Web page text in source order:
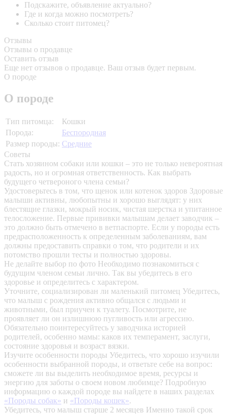
Подскажите, объявление актуально?
Где и когда можно посмотреть?
Сколько стоит питомец?
Отзывы
Отзывы о продавце
Оставить отзыв
Еще нет отзывов о продавце. Ваш отзыв будет первым.
О породе
О породе
Тип питомца:
Кошки
Порода:
Беспородная
Размер породы: Средние
Советы
Стать хозяином собаки или кошки – это не только невероятная
радость, но и огромная ответственность. Как выбрать
будущего четвероного члена семьи?
Удостоверьтесь в том, что щенок или котенок здоров Здоровые
малыши активны, любопытны и хорошо выглядят: у них
блестящие глазки, мокрый носик, чистая шерстка и упитанное
телосложение. Первые прививки малышам делает заводчик –
это должно быть отмечено в ветпаспорте. Если у породы есть
предрасположенность к определенным заболеваниям, вам
должны предоставить справки о том, что родители и их
потомство прошли тесты и полностью здоровы.
Не делайте выбор по фото Необходимо познакомиться с
будущим членом семьи лично. Так вы убедитесь в его
здоровье и определитесь с характером.
Уточните, социализирован ли маленький питомец Убедитесь,
что малыш с рождения активно общался с людьми и
животными, был приучен к туалету. Посмотрите, не
проявляет ли он излишнюю пугливость или агрессию.
Обязательно поинтересуйтесь у заводчика историей
родителей, особенно мамы: каков их темперамент, заслуги,
состояние здоровья и возраст вязки.
Изучите особенности породы Убедитесь, что хорошо изучили
особенности выбранной породы, и ответьте себе на вопрос:
сможете ли вы выделить необходимое время, ресурсы и
энергию для заботы о своем новом любимце? Подробную
информацию о каждой породе вы найдете в наших разделах
«Породы собак» и «Породы кошек».
Убедитесь, что малыш старше 2 месяцев Именно такой срок